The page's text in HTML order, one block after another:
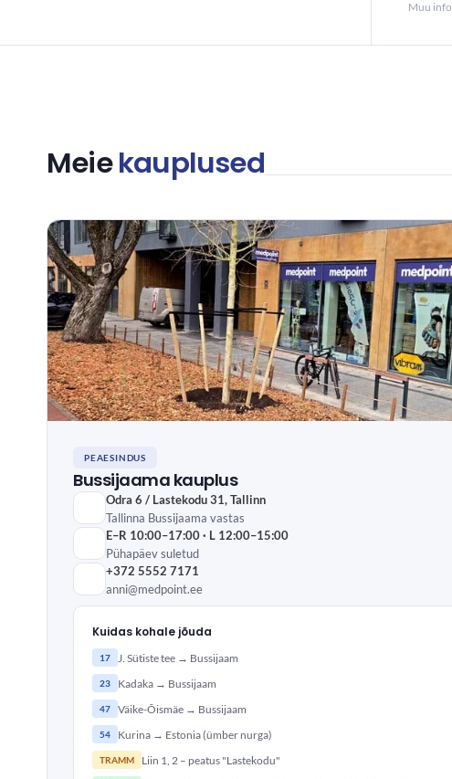
Muu info
Meiekauplused
PEAESINDUS
Bussijaama kauplus
Odra 6 / Lastekodu 31, Tallinn
Tallinna Bussijaama vastas
E–R 10:00–17:00 · L 12:00–15:00
Pühapäev suletud
+372 5552 7171
anni@medpoint.ee
Kuidas kohale jõuda
17 J. Sütiste tee → Bussijaam
23 Kadaka → Bussijaam
47 Väike-Õismäe → Bussijaam
54 Kurina → Estonia (ümber nurga)
TRAMM Liin 1, 2 – peatus "Lastekodu"